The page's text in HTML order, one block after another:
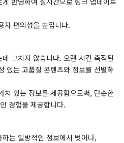
자 편의성을 높입니다.
그치지 않습니다. 오랜 시간 축적된
있는 고품질 콘텐츠와 정보를 선별하
치 있는 정보를 제공함으로써, 단순한
경험을 제공합니다.
는 일방적인 정보에서 벗어나,